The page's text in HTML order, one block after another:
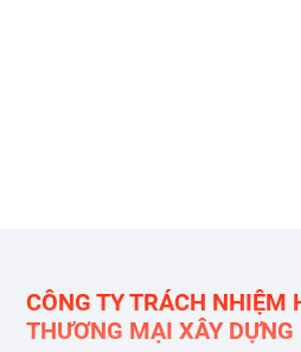
CÔNG TY TRÁCH NHIỆM
THƯƠNG MẠI XÂY DỰNG